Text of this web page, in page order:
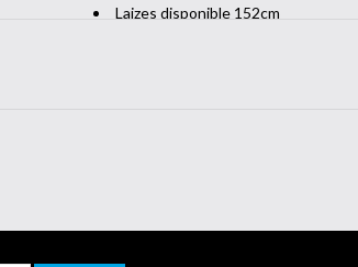
Laizes disponible 152cm